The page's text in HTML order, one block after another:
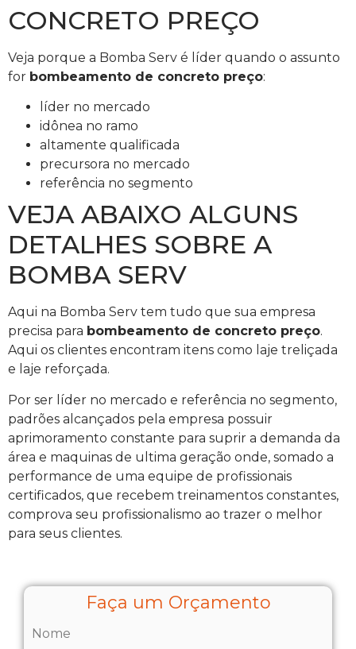
CONCRETO PREÇO
Veja porque a Bomba Serv é líder quando o assunto
for bombeamento de concreto preço:
líder no mercado
idônea no ramo
altamente qualificada
precursora no mercado
referência no segmento
VEJA ABAIXO ALGUNS
DETALHES SOBRE A
BOMBA SERV
Aqui na Bomba Serv tem tudo que sua empresa
precisa para bombeamento de concreto preço.
Aqui os clientes encontram itens como laje treliçada
e laje reforçada.
Por ser líder no mercado e referência no segmento,
padrões alcançados pela empresa possuir
aprimoramento constante para suprir a demanda da
área e maquinas de ultima geração onde, somado a
performance de uma equipe de profissionais
certificados, que recebem treinamentos constantes,
comprova seu profissionalismo ao trazer o melhor
para seus clientes.
Faça um Orçamento
Nome